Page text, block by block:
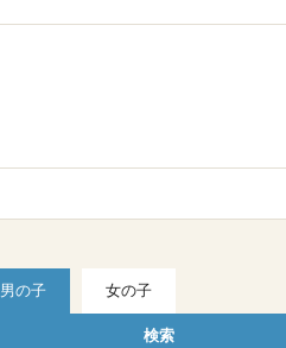
男の子 女の子
検索